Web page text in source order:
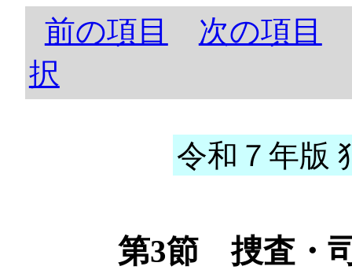
前の項目
次の項目
択
令和７年版
第3節 捜査・